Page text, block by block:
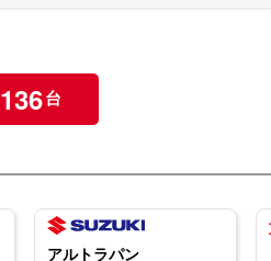
136台
アルトラパン